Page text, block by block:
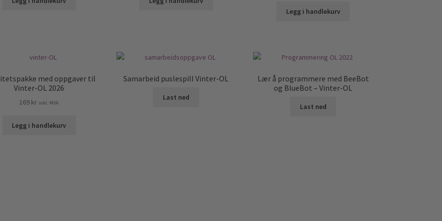
Legg i handlekurv
med oppgaver til
Vinter-OL 2026
169 kr inkl. MVA
Legg i handlekurv
Samarbeid puslespill Vinter-OL
Last ned
Lær å programmere med BeeBot
og BlueBot – Vinter-OL
Last ned